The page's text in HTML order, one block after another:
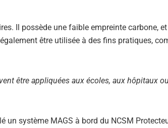
Il possède une faible empreinte carbone,
être utilisée à des fins pratiques,
être appliquées aux écoles, aux hôpitaux
un système MAGS à bord du NCSM